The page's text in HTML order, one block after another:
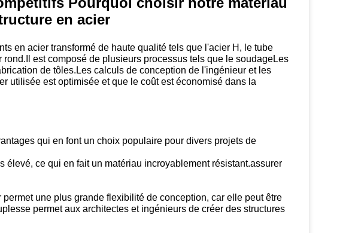
en acier
en acier transformé de haute qualité tels que l'acier H, le tube
est composé de plusieurs processus tels que le soudageLes
de tôles.Les calculs de conception de l'ingénieur et les
utilisée est optimisée et que le coût est économisé dans la
qui en font un choix populaire pour divers projets de
élevé, ce qui en fait un matériau incroyablement résistant.assurer
une plus grande flexibilité de conception, car elle peut être
permet aux architectes et ingénieurs de créer des structures